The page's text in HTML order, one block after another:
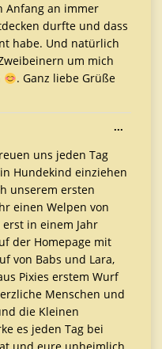
Anfang an immer
durfte und dass
habe. Und natürlich
um mich
. Ganz liebe Grüße
uns jeden Tag
Hundekind einziehen
unserem ersten
einen Welpen von
in einem Jahr
der Homepage mit
von Babs und Lara,
Pixies erstem Wurf
Menschen und
die Kleinen
es jeden Tag bei
...